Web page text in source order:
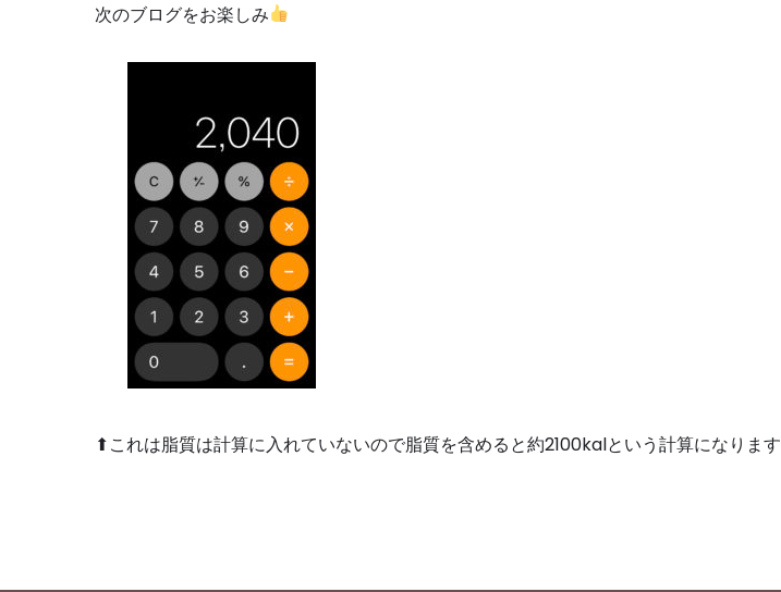
次のブログをお楽しみ
⬆︎これは脂質は計算に入れていないので脂質を含めると約2100kalという計算になります